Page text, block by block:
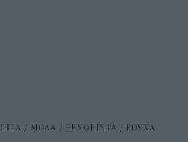
ΣΤΙΛ / ΜΟΔΑ / ΞΕΧΩΡΙΣΤΑ / ΡΟΥΧΑ